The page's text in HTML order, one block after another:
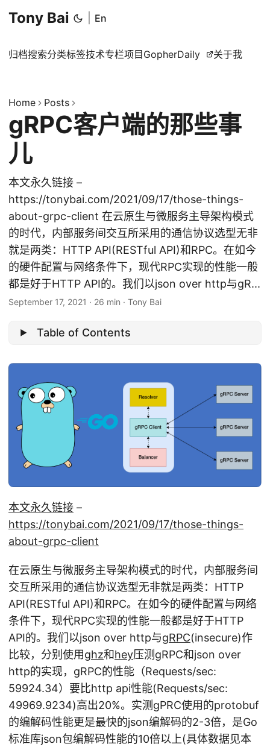
Tony Bai En
归档搜索分类标签技术专栏项目 GopherDaily 关于我
Home Posts
gRPC客户端的那些事
儿
本文永久链接 –
https://tonybai.com/2021/09/17/those-things-
about-grpc-client 在云原生与微服务主导架构模式
的时代，内部服务间交互所采用的通信协议选型无非
就是两类：HTTP API(RESTful API)和RPC。在如今
的硬件配置与网络条件下，现代RPC实现的性能一般
都是好于HTTP API的。我们以json over http与gR...
September 17, 2021 · 26 min · Tony Bai
Table of Contents
本文永久链接 –
https://tonybai.com/2021/09/17/those-things-
about-grpc-client
在云原生与微服务主导架构模式的时代，内部服务间
交互所采用的通信协议选型无非就是两类：HTTP
API(RESTful API)和RPC。在如今的硬件配置与网络
条件下，现代RPC实现的性能一般都是好于HTTP
API的。我们以json over http与gRPC(insecure)作
比较，分别使用ghz和hey压测gRPC和json over
http的实现，gRPC的性能（Requests/sec:
59924.34）要比http api性能(Requests/sec:
49969.9234)高出20%。实测gPRC使用的protobuf
的编解码性能更是最快的json编解码的2-3倍，是Go
标准库json包编解码性能的10倍以上(具体数据见本